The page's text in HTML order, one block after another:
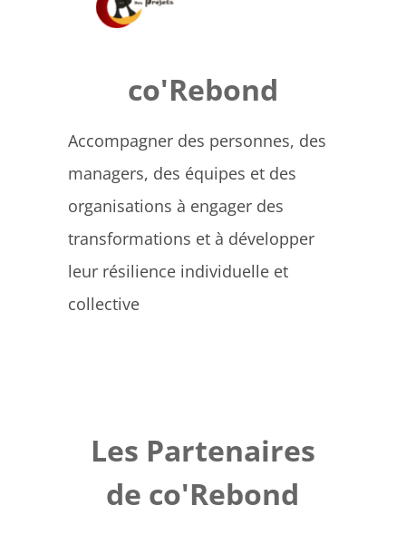
co'Rebond
Accompagner des personnes, des
managers, des équipes et des
organisations à engager des
transformations et à développer
leur résilience individuelle et
collective
Les Partenaires
de co'Rebond